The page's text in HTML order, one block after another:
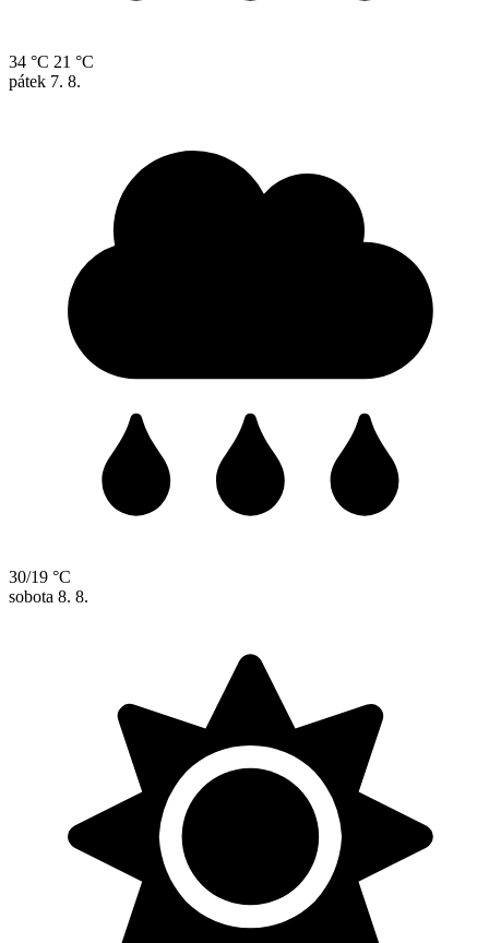
34 °C 21 °C
pátek 7. 8.
30/19 °C
sobota 8. 8.